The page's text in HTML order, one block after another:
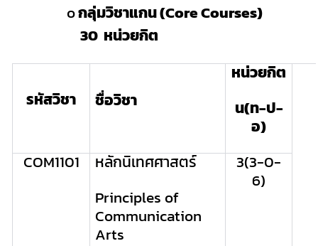
oกลุ่มวิชาแกน(Core Courses)
30 หน่วยกิต
รหัสวิชา ชื่อวิชา
หน่วยกิต
น(ท-ป-
อ)
COM1101
หลักนิเทศศาสตร์
Principles of
Communication
Arts
3(3-0-
6)